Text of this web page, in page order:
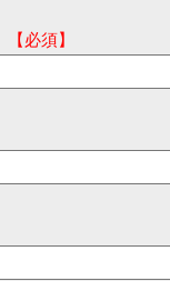
【必須】